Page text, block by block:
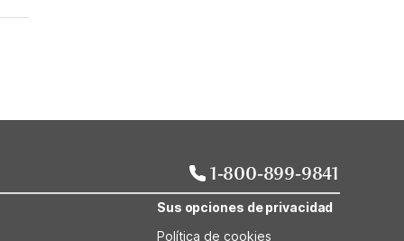
1-800-899-9841
Sus opciones de privacidad
Política de cookies